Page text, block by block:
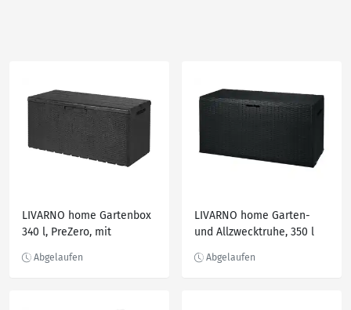
LIVARNO home Gartenbox
340 l, PreZero, mit
LIVARNO home Garten-
und Allzwecktruhe, 350 l